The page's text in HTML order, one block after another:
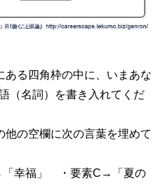
る四角枠の中に、いまあな
（名詞）を書き入れてくだ
の空欄に次の言葉を埋めて
幸福」 ・要素C→「夏の